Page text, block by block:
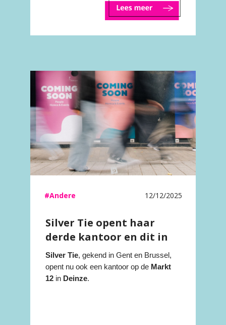
#Andere 12/12/2025
Silver Tie opent haar
derde kantoor en dit in
het hart van Deinze!
Silver Tie, gekend in Gent en Brussel,
opent nu ook een kantoor op de Markt
12 in Deinze.